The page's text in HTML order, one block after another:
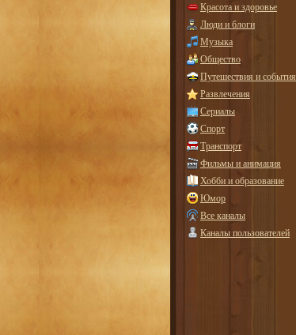
Красота и здоровье
Люди и блоги
Музыка
Общество
Путешествия и события
Развлечения
Сериалы
Спорт
Транспорт
Фильмы и анимация
Хобби и образование
Юмор
Все каналы
Каналы пользователей